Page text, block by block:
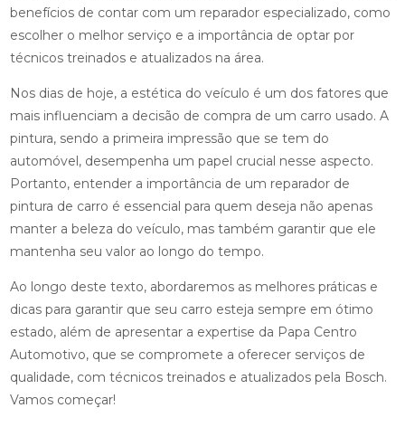
benefícios de contar com um reparador especializado, como
escolher o melhor serviço e a importância de optar por
técnicos treinados e atualizados na área.
Nos dias de hoje, a estética do veículo é um dos fatores que
mais influenciam a decisão de compra de um carro usado. A
pintura, sendo a primeira impressão que se tem do
automóvel, desempenha um papel crucial nesse aspecto.
Portanto, entender a importância de um reparador de
pintura de carro é essencial para quem deseja não apenas
manter a beleza do veículo, mas também garantir que ele
mantenha seu valor ao longo do tempo.
Ao longo deste texto, abordaremos as melhores práticas e
dicas para garantir que seu carro esteja sempre em ótimo
estado, além de apresentar a expertise da Papa Centro
Automotivo, que se compromete a oferecer serviços de
qualidade, com técnicos treinados e atualizados pela Bosch.
Vamos começar!